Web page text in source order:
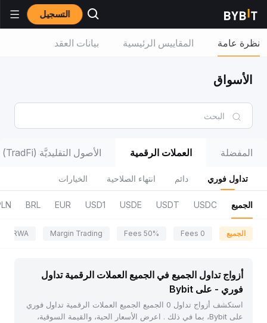
التسجيل
نظرة عامة المقاييس الرئيسية بيانات العقد
الأسواق
المفضلة العملات الرقمية الأصول التقليديَّة (TradFi)
تداول فوري دائم انتهاء الصلاحية الخيارات
الجميع USDC
USDT
USDE
USD1
EUR
BRL
الجميع 0 Fees
50% Fees
Margin Trading
RWA
أزواج تداول الجميع في الجميع العملات الرقمية تداول
فوري - على Bybit
استكشف أزواج تداول 0 الجميع الجميع العملات الرقمية تداول فوري
على Bybit، بما في ذلك . اعرض الأسعار الحية، والقيمة السوقية،